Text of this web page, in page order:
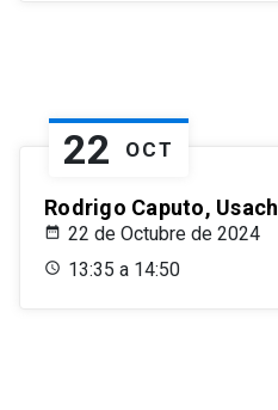
22 OCT
Rodrigo Caputo, Usach
22 de Octubre de 2024
13:35 a 14:50